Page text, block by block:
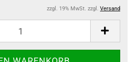
zzgl. 19% MwSt. zzgl. Versand